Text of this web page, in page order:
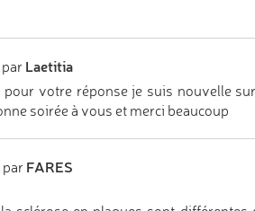
Laetitia
pour votre réponse je suis nouvelle
soirée à vous et merci beaucoup
par FARES